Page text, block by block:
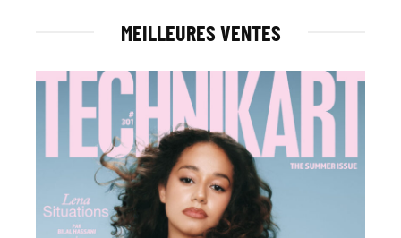
MEILLEURES VENTES